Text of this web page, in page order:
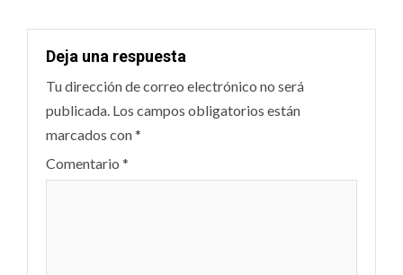
Deja una respuesta
Tu dirección de correo electrónico no será
publicada. Los campos obligatorios están
marcados con*
Comentario *